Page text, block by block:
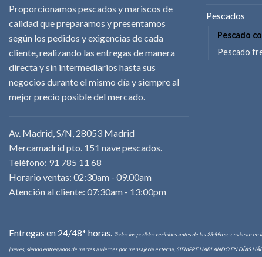
Proporcionamos pescados y mariscos de
calidad que preparamos y presentamos
según los pedidos y exigencias de cada
cliente, realizando las entregas de manera
directa y sin intermediarios hasta sus
negocios durante el mismo día y siempre al
mejor precio posible del mercado.
Av. Madrid, S/N, 28053 Madrid
Mercamadrid pto. 151 nave pescados.
Teléfono: 91 785 11 68
Horario ventas: 02:30am - 09.00am
Atención al cliente: 07:30am - 13:00pm
Pescados
Pescado
Pescado
Entregas en 24/48* horas. Todos los pedidos recibidos antes de las 23:59h se enviaran
jueves, siendo entregados de martes a viernes por mensajería externa, SIEMPRE HABLANDO EN DÍAS